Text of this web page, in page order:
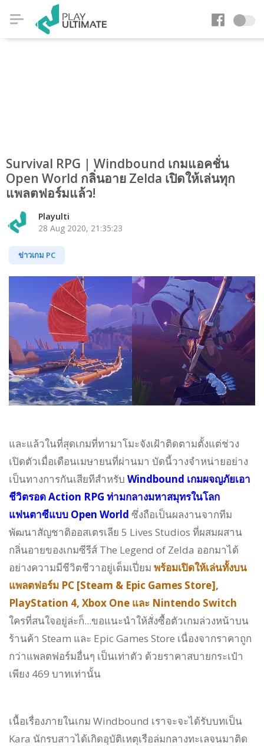
Survival RPG | Windbound เกมแอคชั่น
Open World กลิ่นอาย Zelda เปิดให้เล่นทุก
แพลตฟอร์มแล้ว!
Playulti
28 Aug 2020, 21:35:23
ข่าวเกม PC
และแล้วในที่สุดเกมที่ทามาโมะจังเฝ้าติดตามตั้งแต่ช่วง
เปิดตัวเมื่อเดือนเมษายนที่ผ่านมา บัดนี้วางจำหน่ายอย่าง
เป็นทางการกันเสียทีสำหรับ Windbound เกมผจญภัยเอา
ชีวิตรอด Action RPG ท่ามกลางมหาสมุทรในโลก
แฟนตาซีแบบ Open World ซึ่งถือเป็นผลงานจากทีม
พัฒนาสัญชาติออสเตรเลีย 5 Lives Studios ที่ผสมผสาน
กลิ่นอายของเกมซีรีส์ The Legend of Zelda ออกมาได้
อย่างความมีชีวิตชีวาอยู่เต็มเปี่ยม พร้อมเปิดให้เล่นทั้งบน
แพลตฟอร์ม PC [Steam & Epic Games Store],
PlayStation 4, Xbox One และ Nintendo Switch
ใครที่สนใจอยู่ล่ะก็...ขอแนะนำให้สั่งซื้อตัวเกมล่วงหน้าบน
ร้านค้า Steam และ Epic Games Store เนื่องจากราคาถูก
กว่าแพลตฟอร์มอื่นๆ เป็นเท่าตัว ด้วยราคาสบายกระเป๋า
เพียง 469 บาทเท่านั้น
เนื้อเรื่องภายในเกม Windbound เราจะจะได้รับบทเป็น
Kara นักรบสาวได้เกิดอุบัติเหตุเรือล่มกลางทะเลจนมาติด